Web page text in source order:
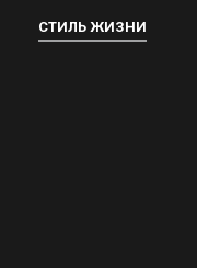
СТИЛЬ ЖИЗНИ